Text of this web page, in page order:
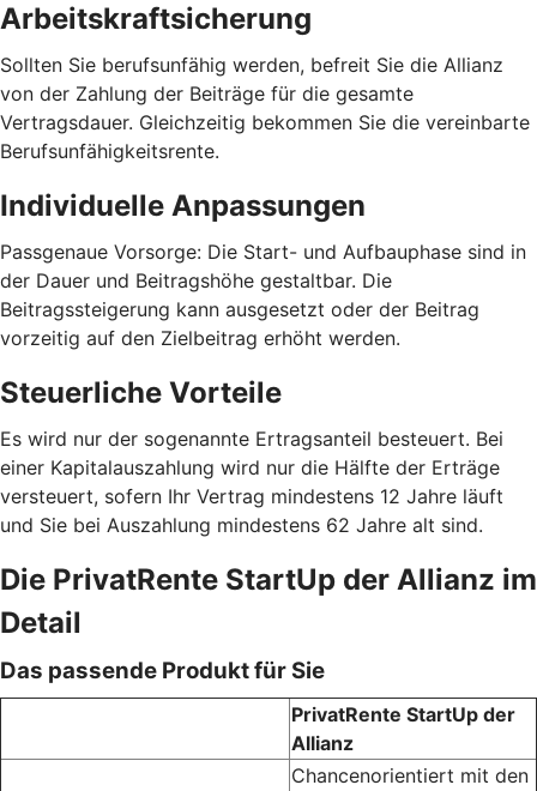
Arbeitskraftsicherung
Sollten Sie berufsunfähig werden, befreit Sie die Allianz
von der Zahlung der Beiträge für die gesamte
Vertragsdauer. Gleichzeitig bekommen Sie die vereinbarte
Berufsunfähigkeitsrente.
Individuelle Anpassungen
Passgenaue Vorsorge: Die Start- und Aufbauphase sind in
der Dauer und Beitragshöhe gestaltbar. Die
Beitragssteigerung kann ausgesetzt oder der Beitrag
vorzeitig auf den Zielbeitrag erhöht werden.
Steuerliche Vorteile
Es wird nur der sogenannte Ertragsanteil besteuert. Bei
einer Kapitalauszahlung wird nur die Hälfte der Erträge
versteuert, sofern Ihr Vertrag mindestens 12 Jahre läuft
und Sie bei Auszahlung mindestens 62 Jahre alt sind.
Die PrivatRente StartUp der Allianz im
Detail
Das passende Produkt für Sie
PrivatRente StartUp der
Allianz
Chancenorientiert mit den